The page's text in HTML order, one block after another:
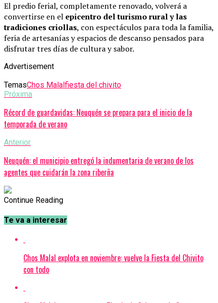
El predio ferial, completamente renovado, volverá a
convertirse en el epicentro del turismo rural y las
tradiciones criollas, con espectáculos para toda la familia,
feria de artesanías y espacios de descanso pensados para
disfrutar tres días de cultura y sabor.
Advertisement
TemasChos Malal fiesta del chivito
Próxima
Récord de guardavidas: Neuquén se prepara para el inicio de la
temporada de verano
Anterior
Neuquén: el municipio entregó la indumentaria de verano de los
agentes que cuidarán la zona riberña
Continue Reading
Te va a interesar
Chos Malal explota en noviembre: vuelve la Fiesta del Chivito
con todo